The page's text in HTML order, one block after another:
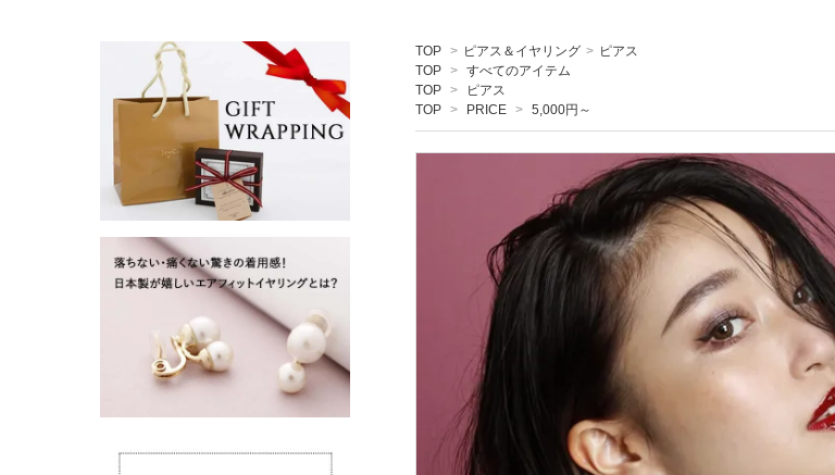
TOP > ピアス＆イヤリング > ピアス
TOP > すべてのアイテム
TOP >
ピアス
TOP > PRICE > 5,000円～